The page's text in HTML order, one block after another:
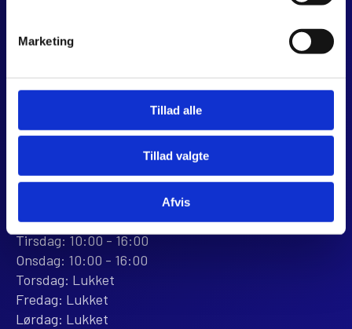
Marketing
Tillad alle
Tillad valgte
Afvis
8960 Randers SØ
+45 28 81 26 43
webshop@jjmotorcykler.dk
salg@jjmotorcykler.dk
Anmeld os på Trustpilot
ÅBNINGSTIDER
Mandag: 10:00 - 16:00
Tirsdag: 10:00 - 16:00
Onsdag: 10:00 - 16:00
Torsdag: Lukket
Fredag: Lukket
Lørdag: Lukket